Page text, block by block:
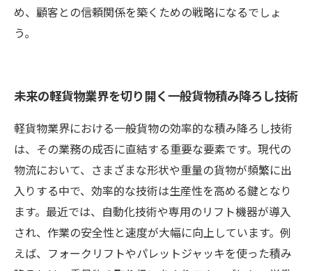
め、顧客との信頼関係を築くための戦略になるでしょ
う。
未来の軽貨物業界を切り開く一般貨物積み降ろし技術
軽貨物業界における一般貨物の効率的な積み降ろし技術
は、その業務の成否に直結する重要な要素です。現代の
物流において、さまざまな形状や重量の貨物が頻繁に出
入りする中で、効率的な技術は生産性を高める鍵となり
ます。最近では、自動化技術や専用のリフト機器が導入
され、作業の安全性と速度が大幅に向上しています。例
えば、フォークリフトやパレットジャッキを使った積み